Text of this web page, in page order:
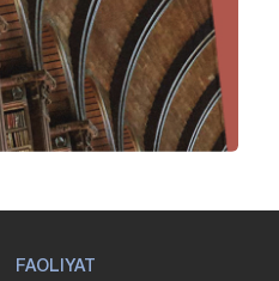
FAOLIYAT